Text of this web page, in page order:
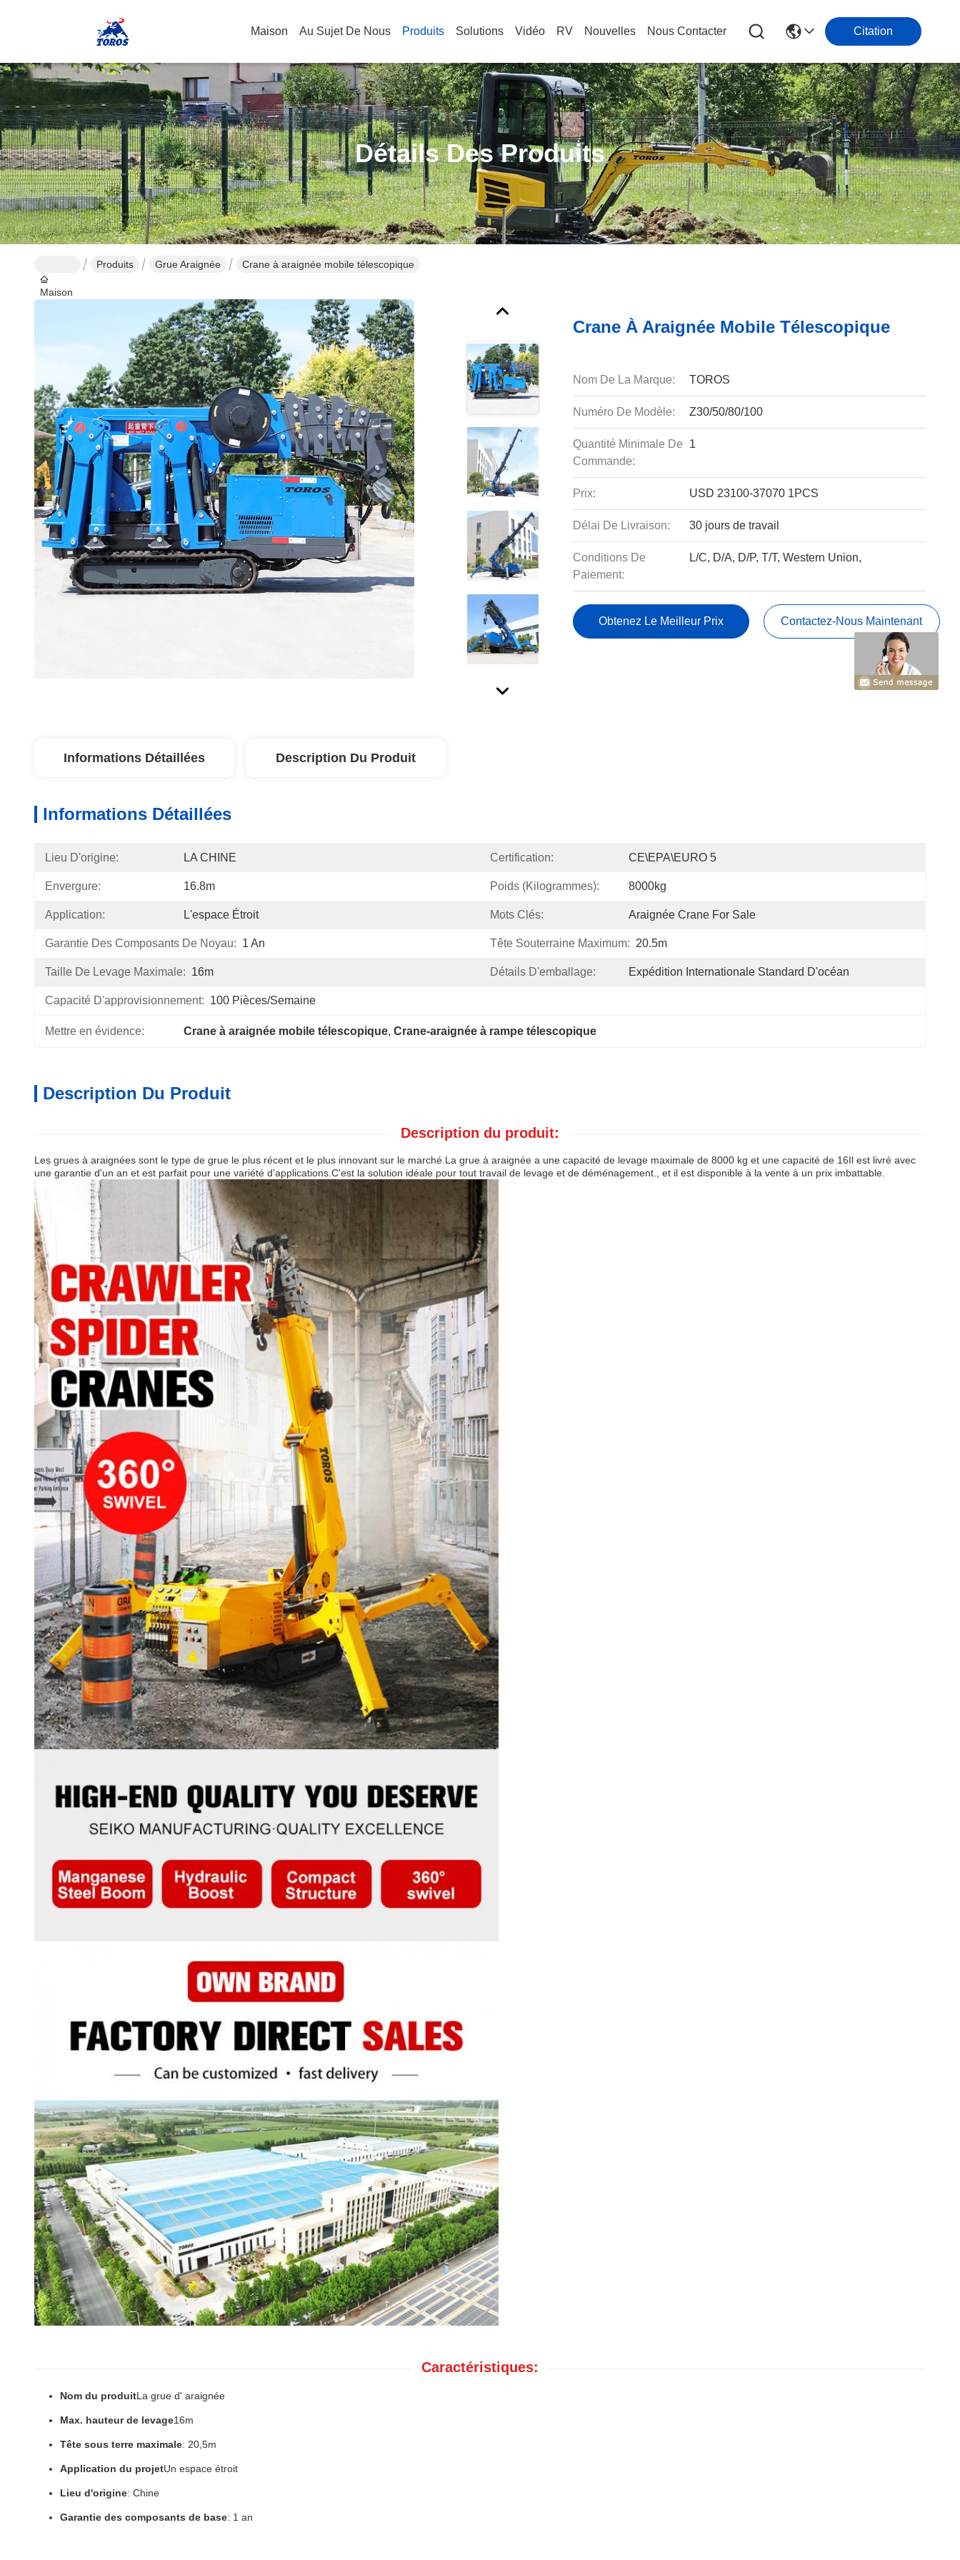
Maison Au Sujet De Nous Produits Solutions Vidéo RV Nouvelles Nous Contacter Citation
Détails Des Produits
Maison
Produits Grue Araignée Crane à araignée mobile télescopique
Crane À Araignée Mobile Télescopique
Nom De La Marque: TOROS
Numéro De Modèle: Z30/50/80/100
Quantité Minimale De
Commande:
1
Prix: USD 23100-37070 1PCS
Délai De Livraison: 30 jours de travail
Conditions De
Paiement:
L/C, D/A, D/P, T/T, Western Union,
Obtenez Le Meilleur Prix Contactez-Nous Maintenant
Informations Détaillées Description Du Produit
Informations Détaillées
Lieu D'origine: LA CHINE Certification: CE\EPA\EURO 5
Envergure: 16.8m Poids (kilogrammes): 8000kg
Application: L'espace Étroit Mots Clés: Araignée Crane For Sale
Garantie Des Composants De Noyau: 1 An Tête Souterraine Maximum: 20.5m
Taille De Levage Maximale: 16m Détails D'emballage: Expédition Internationale Standard D'océan
Capacité D'approvisionnement: 100 Pièces/semaine
Mettre en évidence: Crane à araignée mobile télescopique, Crane-araignée à rampe télescopique
Description Du Produit
Description du produit:
Les grues à araignées sont le type de grue le plus récent et le plus innovant sur le marché.La grue à araignée a une capacité de levage maximale de 8000 kg et une capacité de 16Il est livré avec
une garantie d'un an et est parfait pour une variété d'applications.C'est la solution idéale pour tout travail de levage et de déménagement., et il est disponible à la vente à un prix imbattable.
Caractéristiques:
Nom du produitLa grue d' araignée
Max. hauteur de levage16m
Tête sous terre maximale: 20,5m
Application du projetUn espace étroit
Lieu d'origine: Chine
Garantie des composants de base: 1 an